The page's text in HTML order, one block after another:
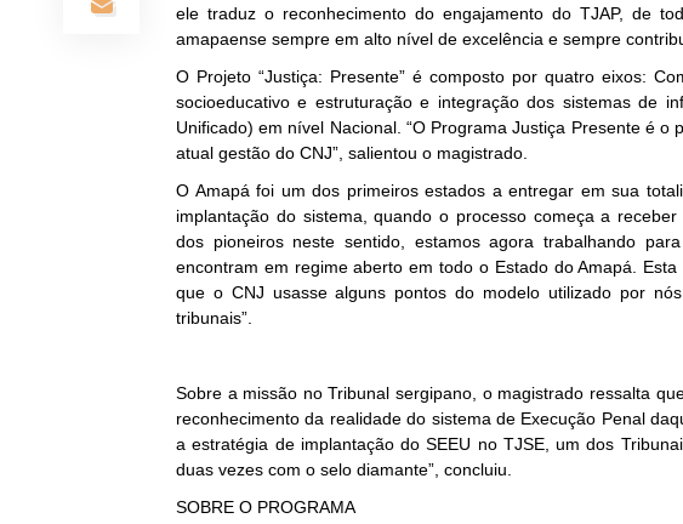
ele traduz o reconhecimento do engajamento do TJAP, de
amapaense sempre em alto nível de excelência e sempre
O Projeto “Justiça: Presente” é composto por quatro eixos:
socioeducativo e estruturação e integração dos sistemas de
Unificado) em nível Nacional. “O Programa Justiça Presente é
atual gestão do CNJ”, salientou o magistrado.
O Amapá foi um dos primeiros estados a entregar em sua
implantação do sistema, quando o processo começa a
dos pioneiros neste sentido, estamos agora trabalhando
encontram em regime aberto em todo o Estado do Amapá.
que o CNJ usasse alguns pontos do modelo utilizado por
tribunais”.
Sobre a missão no Tribunal sergipano, o magistrado ressalta
reconhecimento da realidade do sistema de Execução Penal
a estratégia de implantação do SEEU no TJSE, um dos
duas vezes com o selo diamante”, concluiu.
SOBRE O PROGRAMA